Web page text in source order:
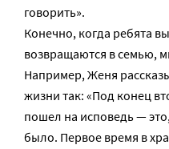
говорить».
Конечно, когда ребята
возвращаются в семью,
Например, Женя
жизни так: «Под конец
пошел на исповедь —
было. Первое время в